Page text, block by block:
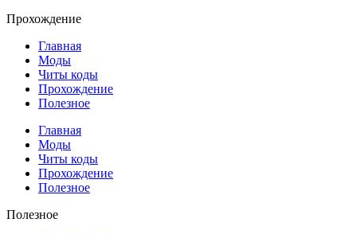
Прохождение
Главная
Моды
Читы коды
Прохождение
Полезное
Главная
Моды
Читы коды
Прохождение
Полезное
Полезное